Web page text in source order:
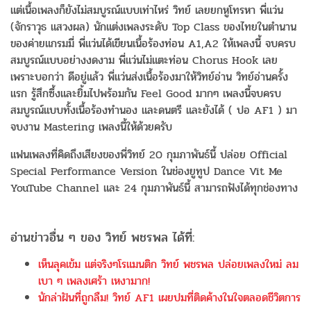
แต่เนื้อเพลงก็ยังไม่สมบูรณ์แบบเท่าไหร่ วิทย์ เลยยกหูโทรหา พี่แว่น
(จักราวุธ แสวงผล) นักแต่งเพลงระดับ Top Class ของไทยในตํานาน
ของค่ายแกรมมี่ พี่แว่นได้เขียนเนื้อร้องท่อน A1,A2 ให้เพลงนี้ จบครบ
สมบูรณ์แบบอย่างงดงาม พี่แว่นไม่แตะท่อน Chorus Hook เลย
เพราะบอกว่า ดีอยู่แล้ว พี่แว่นส่งเนื้อร้องมาให้วิทย์อ่าน วิทย์อ่านครั้ง
แรก รู้สึกซึ้งและยิ้มไปพร้อมกัน Feel Good มากๆ เพลงนี้จบครบ
สมบูรณ์แบบทั้งเนื้อร้องทํานอง และดนตรี และยังได้ ( ปอ AF1 ) มา
จบงาน Mastering เพลงนี้ให้ด้วยครับ
แฟนเพลงที่คิดถึงเสียงของพี่วิทย์ 20 กุมภาพันธ์นี้ ปล่อย Official
Special Performance Version ในช่องยูทูป Dance Vit Me
YouTube Channel และ 24 กุมภาพันธ์นี้ สามารถฟังได้ทุกช่องทาง
อ่านข่าวอื่น ๆ ของ วิทย์ พชรพล ได้ที่:
เห็นลุคเข้ม แต่จริงๆโรแมนติก วิทย์ พชรพล ปล่อยเพลงใหม่ ลม
เบา ๆ เพลงเศร้า เหงามาก!
นักล่าฝันที่ถูกลืม! วิทย์ AF1 เผยปมที่ติดค้างในใจตลอดชีวิตการ